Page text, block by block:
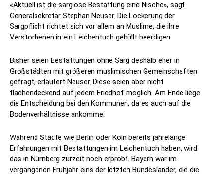
«Aktuell ist die sarglose Bestattung eine Nische», sagt
Generalsekretär Stephan Neuser. Die Lockerung der
Sargpflicht richtet sich vor allem an Muslime, die ihre
Verstorbenen in ein Leichentuch gehüllt beerdigen.
Bisher seien Bestattungen ohne Sarg deshalb eher in
Großstädten mit größeren muslimischen Gemeinschaften
gefragt, erläutert Neuser. Diese seien aber nicht
flächendeckend auf jedem Friedhof möglich. Am Ende liege
die Entscheidung bei den Kommunen, da es auch auf die
Bodenverhältnisse ankomme.
Während Städte wie Berlin oder Köln bereits jahrelange
Erfahrungen mit Bestattungen im Leichentuch haben, wird
das in Nürnberg zurzeit noch erprobt. Bayern war im
vergangenen Frühjahr eins der letzten Bundesländer, die die